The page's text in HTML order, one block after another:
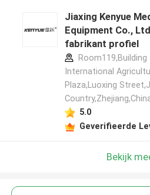
Jiaxing Kenyue
Equipment Co.,
fabrikant profiel
Room119,Building
International
Plaza,Luoxing
5.0
Geverifieerde
Bekijk